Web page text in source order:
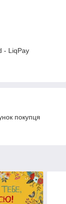
- LiqPay
покупця